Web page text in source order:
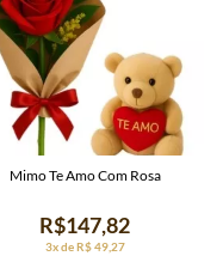
3x de R$ 49,27
R$147,82
Mimo Te Amo Com Rosa